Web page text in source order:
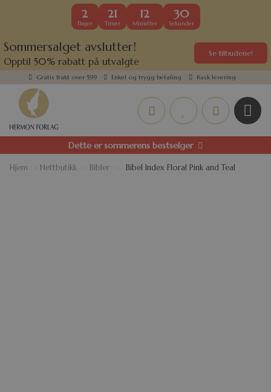
2
Dager
21
Timer
12
Minutter
30
Sekunder
Sommersalget avslutter!
Opptil 50% rabatt på utvalgte
kundefavoritter
Se tilbudene!
Gratis frakt over 599 Enkel og trygg betaling Rask levering
Dette er sommerens bestselger
Hjem Nettbutikk Bibler Bibel Index Floral Pink and Teal